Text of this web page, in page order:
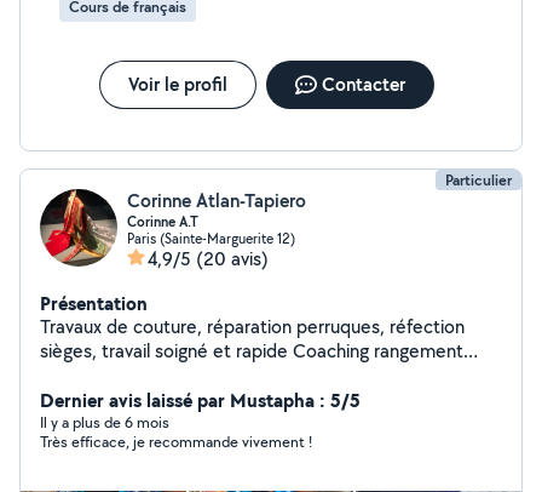
Cours de français
Voir le profil Contacter
Particulier
Corinne Atlan-Tapiero
Corinne A.T
Paris (Sainte-Marguerite 12)
4,9/5 (20 avis)
Présentation
Travaux de couture, réparation perruques, réfection
sièges, travail soigné et rapide Coaching rangement
examens oraux Cours français langue étrangère FLE
préparation à l'examen naturalisation
Dernier avis laissé par Mustapha : 5/5
Il y a plus de 6 mois
Très efficace, je recommande vivement !